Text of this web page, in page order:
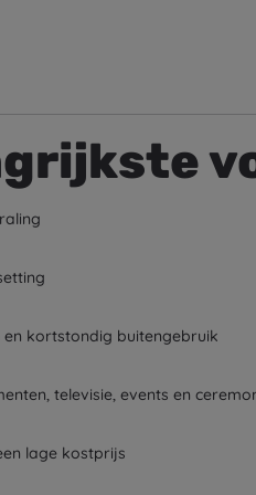
en kortstondig buitengebruik
televisie, events en
lage kostprijs